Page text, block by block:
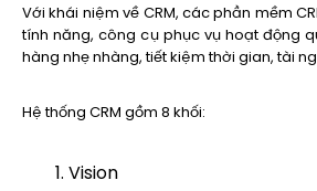
Với khái niệm về CRM, các phần mềm
tính năng, công cụ phục vụ hoạt động
hàng nhẹ nhàng, tiết kiệm thời gian, tài
Hệ thống CRM gồm 8 khối:
Vision